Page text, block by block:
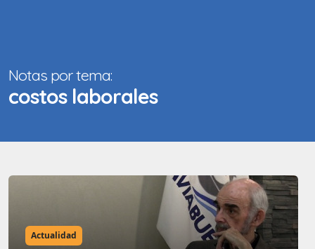
Notas por tema:
costos laborales
Actualidad